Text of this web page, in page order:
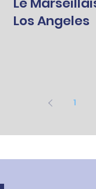
Los Angeles
1